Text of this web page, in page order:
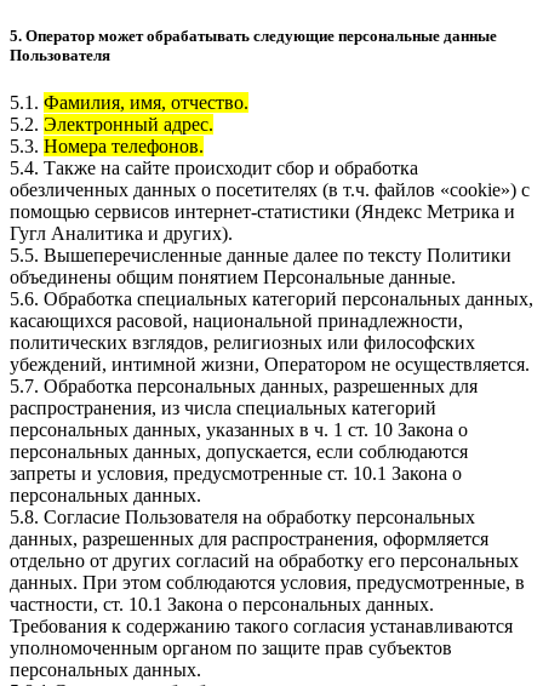
5. Оператор может обрабатывать следующие персональные данные
Пользователя
5.1. Фамилия, имя, отчество.
5.2. Электронный адрес.
5.3. Номера телефонов.
5.4. Также на сайте происходит сбор и обработка
обезличенных данных о посетителях (в т.ч. файлов «cookie») с
помощью сервисов интернет-статистики (Яндекс Метрика и
Гугл Аналитика и других).
5.5. Вышеперечисленные данные далее по тексту Политики
объединены общим понятием Персональные данные.
5.6. Обработка специальных категорий персональных данных,
касающихся расовой, национальной принадлежности,
политических взглядов, религиозных или философских
убеждений, интимной жизни, Оператором не осуществляется.
5.7. Обработка персональных данных, разрешенных для
распространения, из числа специальных категорий
персональных данных, указанных в ч. 1 ст. 10 Закона о
персональных данных, допускается, если соблюдаются
запреты и условия, предусмотренные ст. 10.1 Закона о
персональных данных.
5.8. Согласие Пользователя на обработку персональных
данных, разрешенных для распространения, оформляется
отдельно от других согласий на обработку его персональных
данных. При этом соблюдаются условия, предусмотренные, в
частности, ст. 10.1 Закона о персональных данных.
Требования к содержанию такого согласия устанавливаются
уполномоченным органом по защите прав субъектов
персональных данных.